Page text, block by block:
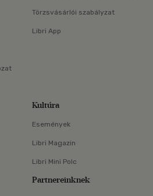
Törzsvásárlói szabályzat
Libri App
Kultúra
Események
Libri Magazin
Libri Mini Polc
Partnereinknek